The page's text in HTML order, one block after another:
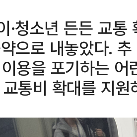
·청소년 든든 교
으로 내놓았다.
용을 포기하는
통비 확대를 지원